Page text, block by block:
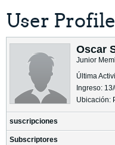
User Profile
Oscar
Junior
Última
Ingreso:
Ubicación:
suscripciones
Subscriptores